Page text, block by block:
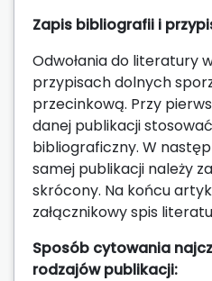
Zapis bibliografii i
Odwołania do literatury
przypisach dolnych
przecinkową. Przy
danej publikacji
bibliograficzny. W
samej publikacji należy
skrócony. Na końcu
załącznikowy spis
Sposób cytowania
rodzajów publikacji: